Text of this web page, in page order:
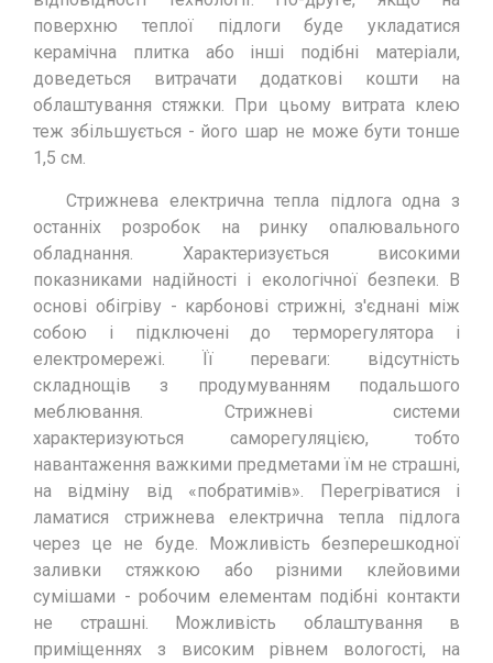
поверхню теплої підлоги буде укладатися
керамічна плитка або інші подібні матеріали,
доведеться витрачати додаткові кошти на
облаштування стяжки. При цьому витрата клею
теж збільшується - його шар не може бути тонше
1,5 см.
Стрижнева електрична тепла підлога одна з
останніх розробок на ринку опалювального
обладнання. Характеризується високими
показниками надійності і екологічної безпеки. В
основі обігріву - карбонові стрижні, з'єднані між
собою і підключені до терморегулятора і
електромережі. Її переваги: відсутність
складнощів з продумуванням подальшого
меблювання. Стрижневі системи
характеризуються саморегуляцією, тобто
навантаження важкими предметами їм не страшні,
на відміну від «побратимів». Перегріватися і
ламатися стрижнева електрична тепла підлога
через це не буде. Можливість безперешкодної
заливки стяжкою або різними клейовими
сумішами - робочим елементам подібні контакти
не страшні. Можливість облаштування в
приміщеннях з високим рівнем вологості, на